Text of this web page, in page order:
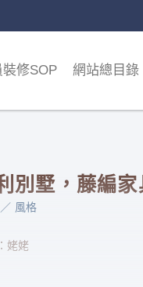
裝修SOP 網站總目錄
別墅，藤編
風格
姥姥